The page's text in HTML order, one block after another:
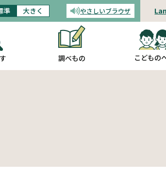
準 大きく 音声読み上げ
やさしいブラウザ
調べもの こどもの